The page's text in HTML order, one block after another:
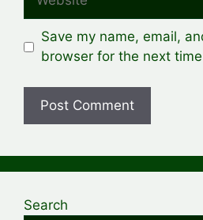
Save my name, email,
browser for the next
Search